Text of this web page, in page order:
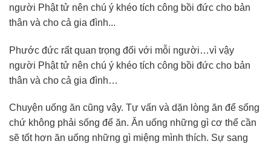
Phước đức rất quan trọng đối với mỗi người…vì vậy
người Phật tử nên chú ý khéo tích công bồi đức cho bản
thân và cho cả gia đình…
Chuyện uống ăn cũng vậy. Tự vấn và dặn lòng ăn để sống
chứ không phải sống để ăn. Ăn uống những gì cơ thể cần
sẽ tốt hơn ăn uống những gì miệng mình thích. Sự sang